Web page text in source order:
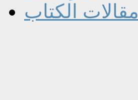
مقالات الكتاب